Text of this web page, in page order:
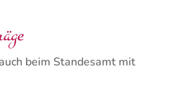
beim Standesamt mit